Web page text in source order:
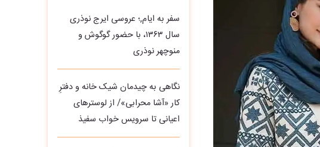
سفر به ایام,؛ عروسی ایرج نوذری
سال ۱۳۶۳، با حضور گوگوش و
منوچهر نوذری
نگاهی به چیدمان شیک خانه و دفترِ
کار «آشا محرابی»/ از لوسترهای
اعیانی تا سرویس خواب سفیذ